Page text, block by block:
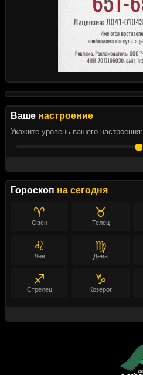
Ваше настроение
Укажите уровень вашего настроения:
Гороскоп на сегодня
♈
Овен
♉
Телец
♌
Лев
♍
Дева
♐
Стрелец
♑
Козерог